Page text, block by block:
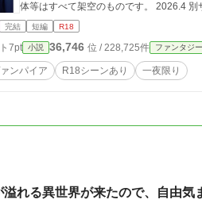
体等はすべて架空の
完結 短編 R18
7pt 小説 36,746 位 / 228,725件 ファンタジー
ンパイア R18シーンあり 一夜限り
溢れる異世界が来たので、自由気